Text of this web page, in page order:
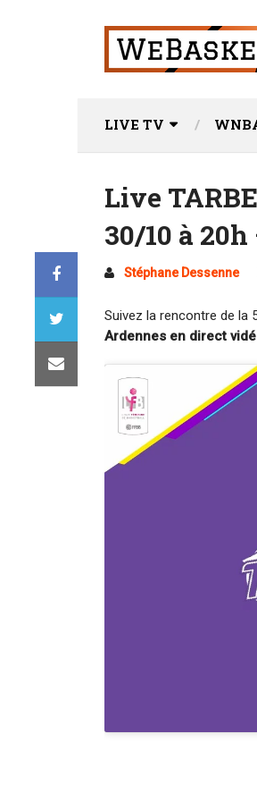
LIVE TV
Live
30/10 à
Stéphane Dessenne
Suivez la rencontre de la
Ardennes en direct